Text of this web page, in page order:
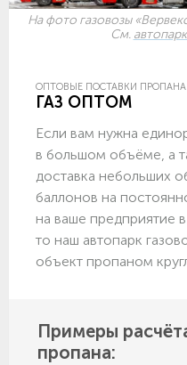
На фото газовозы
См.
ОПТОВЫЕ ПОСТАВКИ
ГАЗ ОПТОМ
Если вам нужна
в большом объёме, а
доставка небольших
баллонов на
на ваше предприятие
то наш автопарк
объект пропаном
Примеры
пропана: